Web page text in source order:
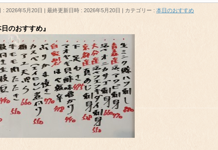
: 2026年5月20日 最終更新日時 : 2026年5月20日 カテゴリー : 本日のおすすめ
日のおすすめ』